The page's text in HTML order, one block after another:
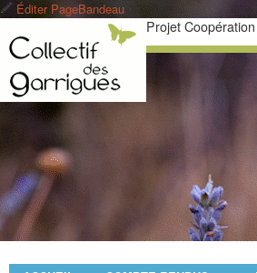
Éditer PageBandeau
Projet